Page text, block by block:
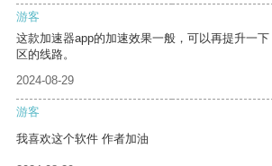
游客
这款加速器app的加速效果一般，可以再提升一
区的线路。
2024-08-29
游客
我喜欢这个软件 作者加油